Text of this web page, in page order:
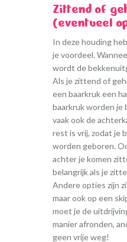
Zittend of
(eventueel
In deze houding
je voordeel.
wordt de
Als je zittend of
een baarkruk een
baarkruk worden je
vaak ook de
rest is vrij, zodat je
worden geboren.
achter je komen
belangrijk als je
Andere opties zijn
maar ook op een
moet je de
manier afronden,
geen vrije weg!